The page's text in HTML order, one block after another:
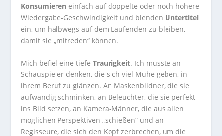
Konsumieren einfach auf doppelte oder noch höhere
Wiedergabe-Geschwindigkeit und blenden Untertitel
ein, um halbwegs auf dem Laufenden zu bleiben,
damit sie „mitreden“ können.
Mich befiel eine tiefeTraurigkeit. Ich musste an
Schauspieler denken, die sich viel Mühe geben, in
ihrem Beruf zu glänzen. An Maskenbildner, die sie
aufwändig schminken, an Beleuchter, die sie perfekt
ins Bild setzen, an Kamera-Männer, die aus allen
möglichen Perspektiven „schießen“ und an
Regisseure, die sich den Kopf zerbrechen, um die